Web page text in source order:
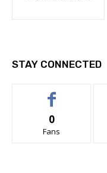
STAY CONNECTED
0
Fans